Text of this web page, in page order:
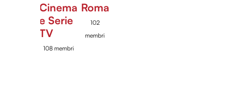
Cinema
e Serie
TV
108 membri
Roma
102
membri